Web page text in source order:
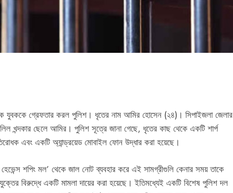
যুবককে গ্রেফতার করল পুলিশ। ধৃতের নাম আমির হোসেন (২৪)। সিপাইজলা জেলার
খন্দকার ছেলে আমির। পুলিশ সূত্রে জানা গেছে, ধৃতের কাছ থেকে একটি শার্প
এবং একটি অ্যান্ড্রয়েড মোবাইল ফোন উদ্ধার করা হয়েছে।
শপিং মল’ থেকে জাল নোট ব্যবহার করে এই সামগ্রীগুলি কেনার সময় তাকে
বিরুদ্ধে একটি মামলা দায়ের করা হয়েছে। ইতিমধ্যেই একটি বিশেষ পুলিশ দল